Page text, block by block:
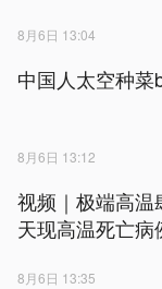
8月6日 13:04
中国人太空种菜
8月6日 13:12
视频｜极端高温肆虐 韩
天现高温死亡病
8月6日 13:35